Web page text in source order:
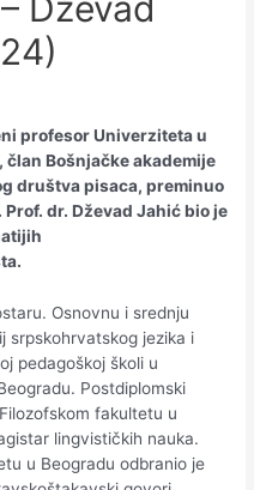
profesor Univerziteta u
Bošnjačke akademije
društva pisaca, preminuo
dr. Dževad Jahić bio je
Osnovnu i srednju
srpskohrvatskog jezika i
pedagoškoj školi u
Postdiplomski
fakultetu u
lingvističkih nauka.
u Beogradu odbranio je